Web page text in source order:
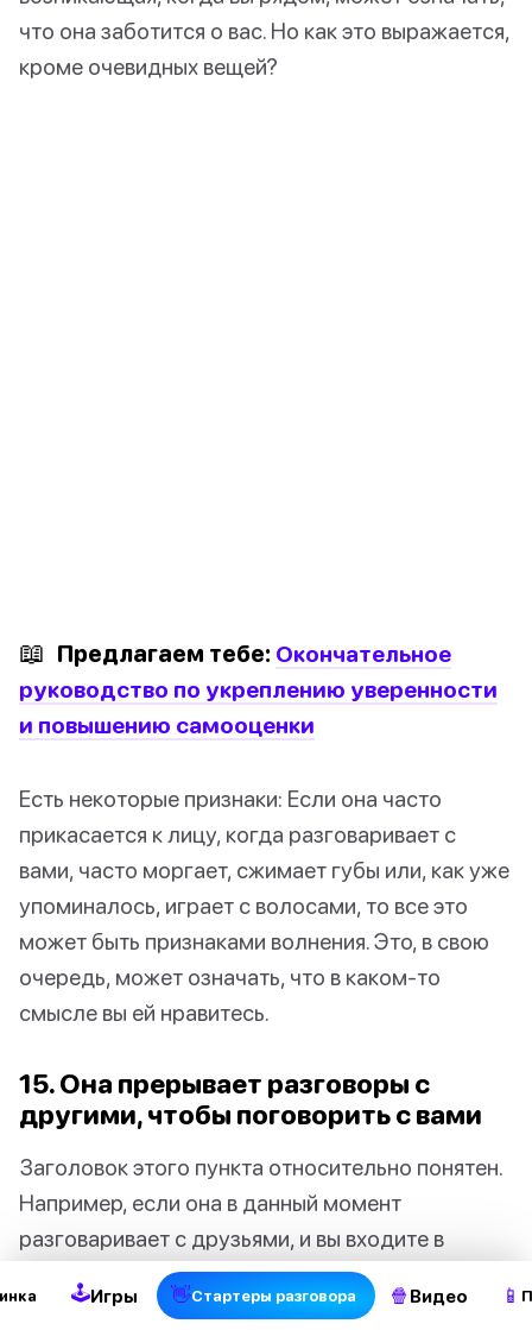
что она заботится о вас. Но как это выражается,
кроме очевидных вещей?
📖 Предлагаем тебе: Окончательное
руководство по укреплению уверенности
и повышению самооценки
Есть некоторые признаки: Если она часто
прикасается к лицу, когда разговаривает с
вами, часто моргает, сжимает губы или, как уже
упоминалось, играет с волосами, то все это
может быть признаками волнения. Это, в свою
очередь, может означать, что в каком-то
смысле вы ей нравитесь.
15. Она прерывает разговоры с
другими, чтобы поговорить с вами
Заголовок этого пункта относительно понятен.
Например, если она в данный момент
разговаривает с друзьями, и вы входите в
общение, она ставит вас в центр своего
внимания как можно скорее. Это обычно
🕹Игры 👋Стартеры разговора 🍿 Видео 📱